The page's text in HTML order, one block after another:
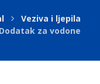
Veziva i ljepila
za vodone